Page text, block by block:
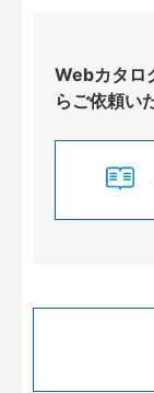
Webカタロ
らご依頼い